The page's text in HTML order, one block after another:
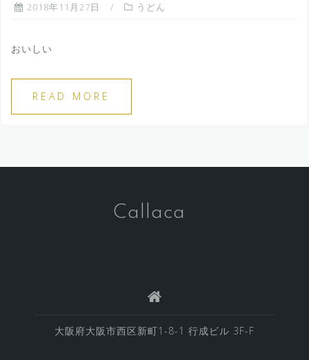
2018年11月27日 うどん
おいしい
READ MORE
Callaca
大阪府大阪市西区新町1-8-1 行成ビル 3F-F